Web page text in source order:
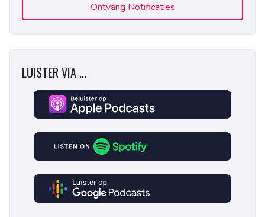
Ontvang Notificaties
LUISTER VIA ...